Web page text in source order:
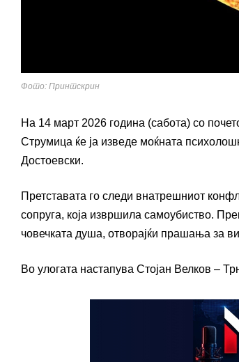
Фото: Принтскрин
На 14 март 2026 година (сабота) со
Струмица ќе ја изведе моќната
Достоевски.
Претставата го следи внатрешниот
сопруга, која извршила самоубиство.
човечката душа, отворајќи прашања за
Во улогата настапува Стојан Велков –